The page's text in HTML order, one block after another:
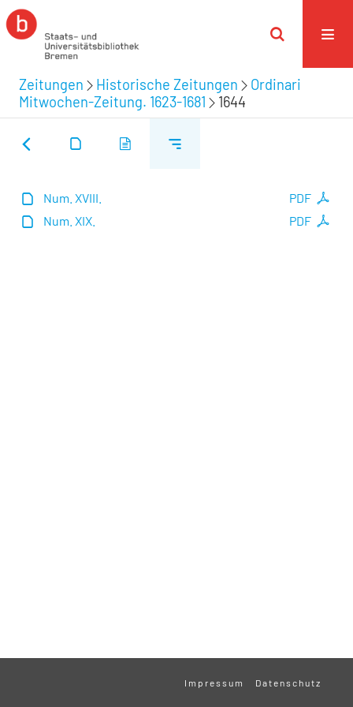
Zeitungen Historische Zeitungen
Ordinari
Mitwochen-Zeitung. 1623-1681
1644
PDF
Num. XVIII.
PDF
Num. XIX.
Impressum Datenschutz